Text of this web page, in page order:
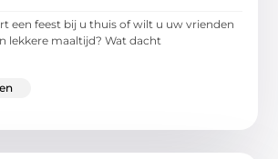
een feest bij u thuis of wilt u uw vrienden
lekkere maaltijd? Wat dacht